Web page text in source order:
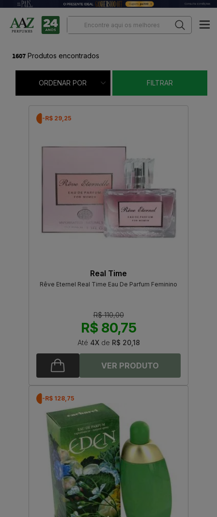
1607 Produtos encontrados
ORDENAR POR FILTRAR
-R$ 29,25
Real Time
Rêve Eternel Real Time Eau De Parfum Feminino
R$ 110,00
R$ 80,75
Até 4Xde R$ 20,18
-R$ 128,75